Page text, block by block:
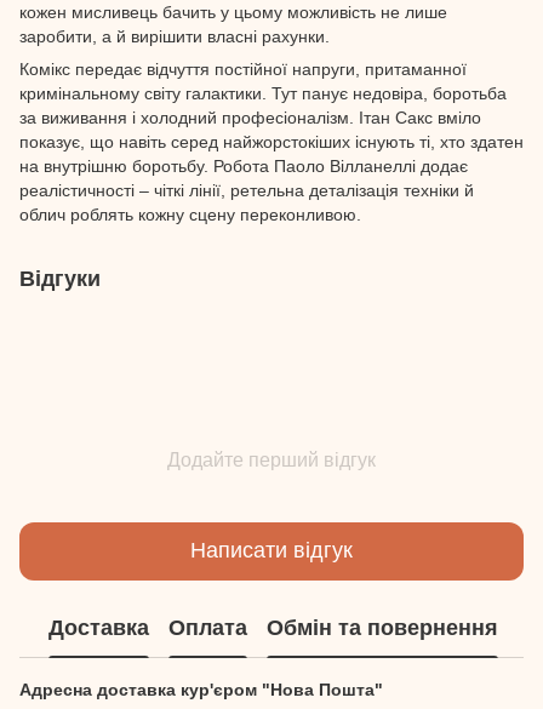
кожен мисливець бачить у цьому можливість не лише
заробити, а й вирішити власні рахунки.
Комікс передає відчуття постійної напруги, притаманної
кримінальному світу галактики. Тут панує недовіра, боротьба
за виживання і холодний професіоналізм. Ітан Сакс вміло
показує, що навіть серед найжорстокіших існують ті, хто здатен
на внутрішню боротьбу. Робота Паоло Вілланеллі додає
реалістичності – чіткі лінії, ретельна деталізація техніки й
облич роблять кожну сцену переконливою.
Відгуки
Додайте перший відгук
Написати відгук
Доставка Оплата Обмін та повернення
Адресна доставка кур'єром "Нова Пошта"